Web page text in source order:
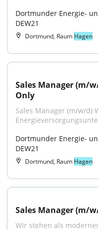
Dortmunder Energie-
DEW21
Dortmund, Raum Hagen
Sales Manager (m/
Only
Sales Manager (m/w/d)
Dortmunder Energie-
DEW21
Dortmund, Raum Hagen
Sales Manager (m/
Wir stehen als